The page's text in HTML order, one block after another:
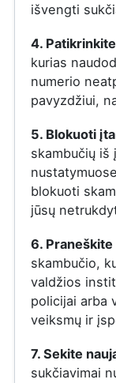
išvengti
4.
kurias
numerio
pavyzdžiui,
5. Blokuoti
skambučių
blokuoti
jūsų
6.
skambučio,
valdžios
policijai arba
veiksmų ir
7. Sekite
sukčiavimai